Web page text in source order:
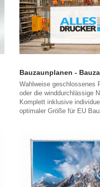
Bauzaunplanen -
Wahlweise geschlossenes
oder die winddurchlässige
Komplett inklusive
optimaler Größe für EU